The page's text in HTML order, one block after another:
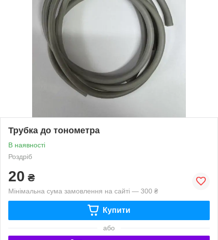
Трубка до тонометра
В наявності
Роздріб
20 ₴
Мінімальна сума замовлення на сайті — 300 ₴
Купити
або